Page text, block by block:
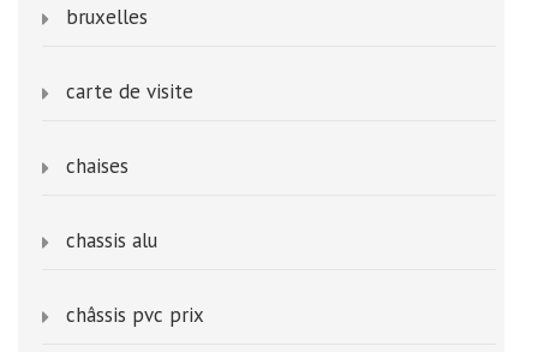
bruxelles
carte de visite
chaises
chassis alu
châssis pvc prix